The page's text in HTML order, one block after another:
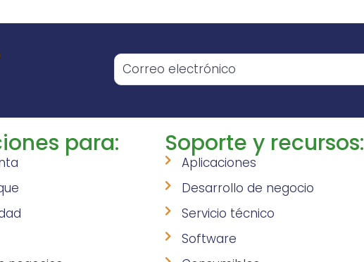
para: Soporte y recursos:
Aplicaciones
Desarrollo de negocio
Servicio técnico
Software